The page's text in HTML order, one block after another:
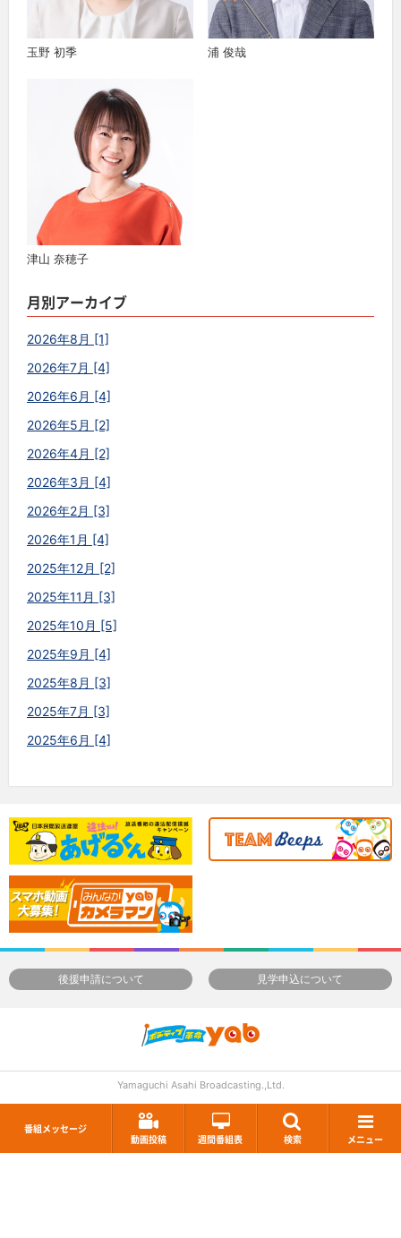
番組メッセージ
動画投稿
週間番組表 検索 メニュー
玉野 初季 浦 俊哉
津山 奈穂子
月別アーカイブ
2026年8月 [1]
2026年7月 [4]
2026年6月 [4]
2026年5月 [2]
2026年4月 [2]
2026年3月 [4]
2026年2月 [3]
2026年1月 [4]
2025年12月 [2]
2025年11月 [3]
2025年10月 [5]
2025年9月 [4]
2025年8月 [3]
2025年7月 [3]
2025年6月 [4]
後援申請について 見学申込について
Yamaguchi Asahi Broadcasting.,Ltd.